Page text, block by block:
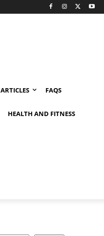
ARTICLES FAQS
HEALTH AND FITNESS